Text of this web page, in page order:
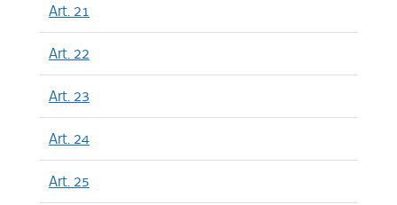
Art. 21
Art. 22
Art. 23
Art. 24
Art. 25